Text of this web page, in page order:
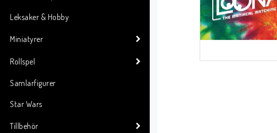
Leksaker & Hobby
Miniatyrer
Rollspel
Samlarfigurer
Star Wars
Tillbehör